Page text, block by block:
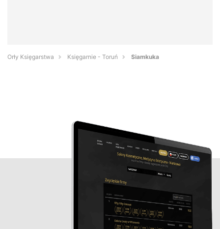
Orły Księgarstwa Księgarnie - Toruń Siamkuka